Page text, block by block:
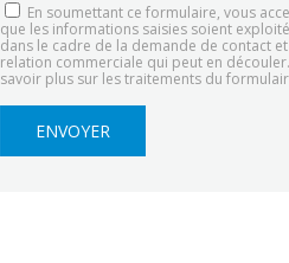
En soumettant ce formulaire, vous
que les informations saisies soient
dans le cadre de la demande de contact
relation commerciale qui peut en découler.
savoir plus sur les traitements du